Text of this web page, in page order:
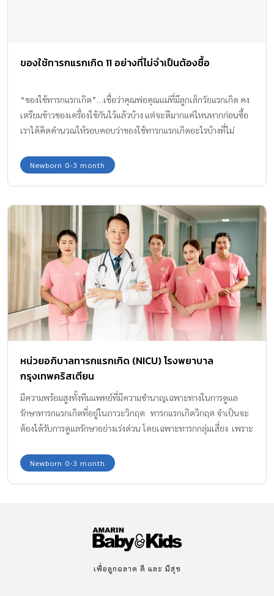
ของใช้ทารกแรกเกิด 11 อย่างที่ไม่จำเป็นต้องซื้อ
“ของใช้ทารกแรกเกิด”…เชื่อว่าคุณพ่อคุณแม่ที่มีลูกเล็กวัยแรกเกิด คง
เตรียมข้าวของเครื่องใช้กันไว้แล้วบ้าง แต่จะดีมากแค่ไหนหากก่อนซื้อ
เราได้คิดคำนวณให้รอบคอบว่าของใช้ทารกแรกเกิดอะไรบ้างที่ไม่
เกิด ที่ไม่จำเป็นต้องซื้อ ช่วยให้พ่อแม่ลูกอ่อนมือใหม่ได้ประหยัดเงินใน
กระเป๋า และพื้นที่วางของในบ้าน มาฝากกันค่ะ
Newborn 0-3 month
หน่วยอภิบาลทารกแรกเกิด (NICU) โรงพยาบาล
กรุงเทพคริสเตียน
มีความพร้อมสูงทั้งทีมแพทย์ที่มีความชำนาญเฉพาะทางในการดูแล
รักษาทารกแรกเกิดที่อยู่ในภาวะวิกฤต ทารกแรกเกิดวิกฤต จำเป็นจะ
ต้องได้รับการดูแลรักษาอย่างเร่งด่วน โดยเฉพาะทารกกลุ่มเสี่ยง เพราะ
กรุงเทพคริสเตียนจึงให้ความสำคัญและมีหน่วยอภิบาลดูแลทารกแรก
เกิด (Neonatal Intensive Care Unit : NICU) ที่มีกุมารแพทย์เฉพาะ
เสี่ยงสูง ดูแลทารกแรกเกิดที่ต้องการการรักษาและการดูแลอย่างใกล้ชิด
เช่น ทารกเกิดก่อนกำหนด ทารกแฝด ทารกที่ตรวจพบมีความผิดปกติ
ขณะมารดาตั้งครรภ์ ทารกแรกเกิดที่มีน้ำหนักตัวน้อยกว่าหรือมากกว่า
Newborn 0-3 month
เพื่อลูกฉลาด ดี และ มีสุข